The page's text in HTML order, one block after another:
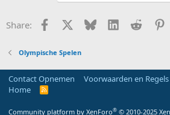
Share: Facebook Bluesky LinkedInReddit
Olympische Spelen
Contact Opnemen Voorwaarden en Regels
Home
R
Community platform by XenForo® © 2010-2025